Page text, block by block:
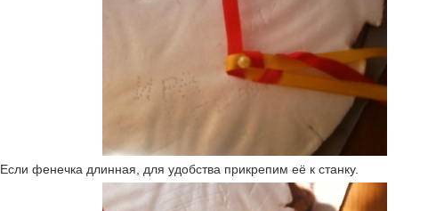
Если фенечка длинная, для удобства прикрепим её к станку.